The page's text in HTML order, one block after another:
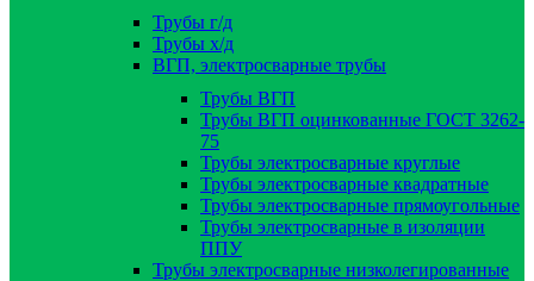
Трубы г/д
Трубы х/д
ВГП, электросварные трубы
Трубы ВГП
Трубы ВГП оцинкованные ГОСТ 3262-
75
Трубы электросварные круглые
Трубы электросварные квадратные
Трубы электросварные прямоугольные
Трубы электросварные в изоляции
ППУ
Трубы электросварные низколегированные